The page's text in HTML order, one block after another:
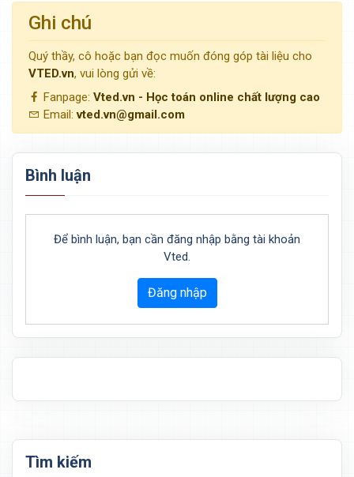
Ghi chú
Quý thầy, cô hoặc bạn đọc muốn đóng góp tài liệu cho
VTED.vn, vui lòng gửi về:
Fanpage: Vted.vn - Học toán online chất lượng cao
Email:vted.vn@gmail.com
Bình luận
Để bình luận, bạn cần đăng nhập bằng tài khoản
Vted.
Đăng nhập
Tìm kiếm